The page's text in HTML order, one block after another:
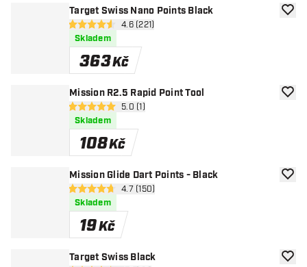
Target Swiss Nano Points Black
otevřít panel recenzí
4.6 hodnoticí hvězdičky
4.6 (221)
Skladem
363Kč
Mission R2.5 Rapid Point Tool
otevřít panel recenzí
5 hodnoticí hvězdičky
5.0 (1)
Skladem
108Kč
Mission Glide Dart Points - Black
otevřít panel recenzí
4.7 hodnoticí hvězdičky
4.7 (150)
Skladem
19Kč
Target Swiss Black